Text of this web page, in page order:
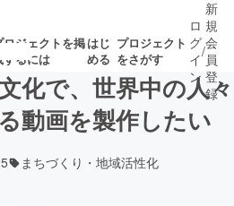
ロジェクトを掲
するには
はじ
める
プロジェクト
をさがす
募集終了が近いプ
ロジェクト
されます
ロ
グ
イ
ン
/
新
規
会
員
登
録
化で、世界中の人々
動画を製作したい
まちづくり・地域活性化